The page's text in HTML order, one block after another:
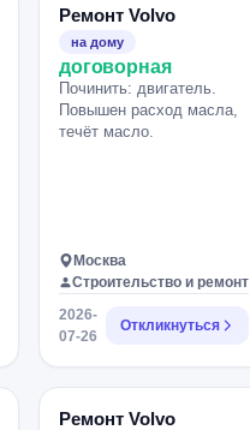
Ремонт Volvo
на дому
договорная
Починить: двигатель.
Повышен расход масла,
течёт масло.
Москва
Строительство и ремонт
2026-
07-26
Откликнуться
Ремонт Volvo